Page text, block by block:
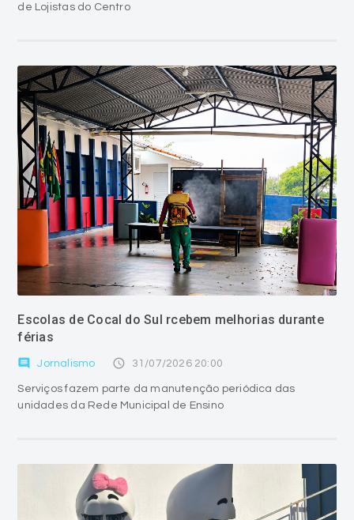
de Lojistas do Centro
Escolas de Cocal do Sul rcebem melhorias durante
férias
comment Jornalismo access_time 31/07/2026 20:00
Serviços fazem parte da manutenção periódica das
unidades da Rede Municipal de Ensino